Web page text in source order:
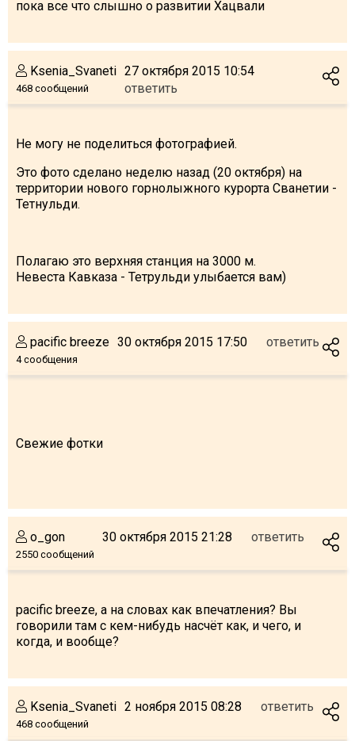
пока все что слышно о развитии Хацвали
Ksenia_Svaneti
468 сообщений
27 октября 2015 10:54
ответить
Не могу не поделиться фотографией.
Это фото сделано неделю назад (20 октября) на
территории нового горнолыжного курорта Сванетии -
Тетнульди.
Полагаю это верхняя станция на 3000 м.
Невеста Кавказа - Тетрульди улыбается вам)
pacific breeze
4 сообщения
30 октября 2015 17:50 ответить
Свежие фотки
o_gon
2550 сообщений
30 октября 2015 21:28 ответить
pacific breeze, а на словах как впечатления? Вы
говорили там с кем-нибудь насчёт как, и чего, и
когда, и вообще?
Ksenia_Svaneti
468 сообщений
2 ноября 2015 08:28 ответить